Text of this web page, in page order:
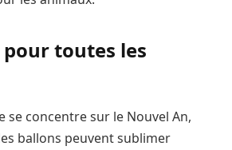
pour toutes les
se concentre sur le Nouvel An,
ballons peuvent sublimer